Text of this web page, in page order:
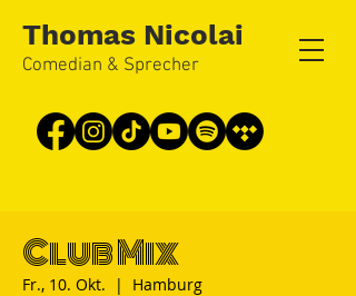
Thomas Nicolai
Comedian & Sprecher
Club Mix
Fr., 10. Okt.
  |
Hamburg